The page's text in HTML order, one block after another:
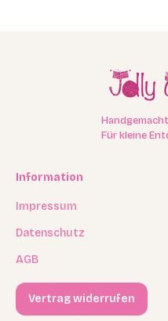
Für kleine
Information
Impressum
Datenschutz
AGB
Vertrag widerrufen